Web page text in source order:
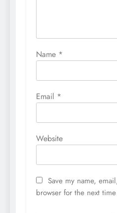
Name *
Email *
Website
Save my name,
browser for the next